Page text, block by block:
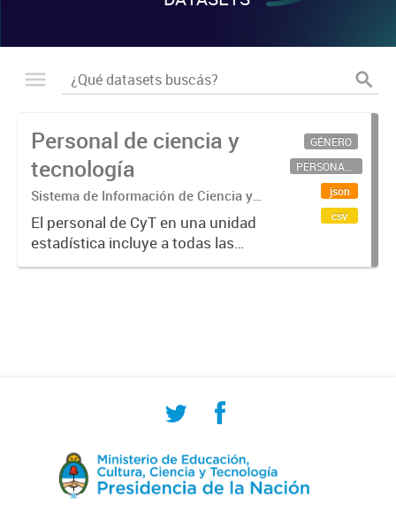
Personal de ciencia y
tecnología
Sistema de Información de Ciencia y
Tecnología Argentino (SICYTAR)
El personal de CyT en una unidad
estadística incluye a todas las
personas involucradas
GÉNERO
PERSONAL CIENTÍFICO-TECNOLÓGICO
json
csv